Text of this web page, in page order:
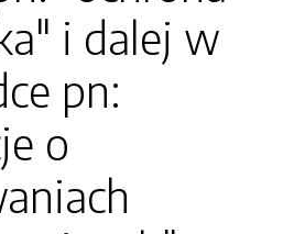
i dalej w
pn:
o